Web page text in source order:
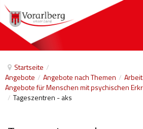
Startseite /
Angebote / Angebote nach Themen /
Angebote für Menschen mit psychischen
/ Tageszentren - aks
Home
Angebote nach Themen
Arbeit und Beschäftigung
Angebote A-Z
Anbieter
Aktuelles